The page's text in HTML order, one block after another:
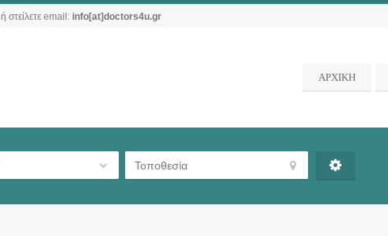
ή στείλετε email: info[at]doctors4u.gr
ΑΡΧΙΚΗ